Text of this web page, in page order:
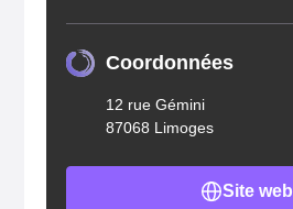
Coordonnées
12 rue Gémini
87068 Limoges
Site web